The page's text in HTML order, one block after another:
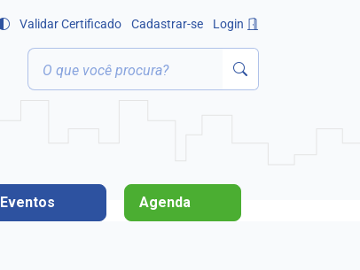
Validar Certificado Cadastrar-se Login
Eventos Agenda